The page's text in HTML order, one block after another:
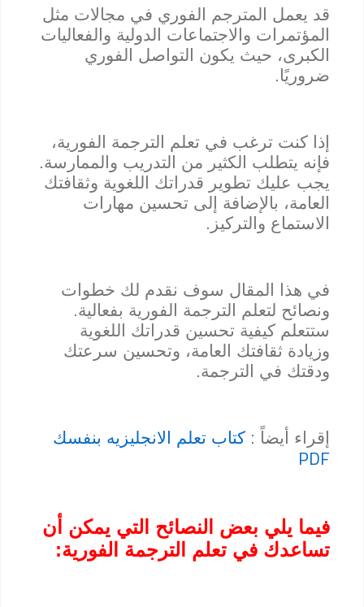
قد يعمل المترجم الفوري في مجالات مثل
المؤتمرات والاجتماعات الدولية والفعاليات
الكبرى، حيث يكون التواصل الفوري
ضروريًا.
إذا كنت ترغب في تعلم الترجمة الفورية،
فإنه يتطلب الكثير من التدريب والممارسة.
يجب عليك تطوير قدراتك اللغوية وثقافتك
العامة، بالإضافة إلى تحسين مهارات
الاستماع والتركيز.
في هذا المقال سوف نقدم لك خطوات
ونصائح لتعلم الترجمة الفورية بفعالية.
ستتعلم كيفية تحسين قدراتك اللغوية
وزيادة ثقافتك العامة، وتحسين سرعتك
ودقتك في الترجمة.
إقراء أيضاً : كتاب تعلم الانجليزيه بنفسك
PDF
فيما يلي بعض النصائح التي يمكن أن
تساعدك في تعلم الترجمة الفورية: